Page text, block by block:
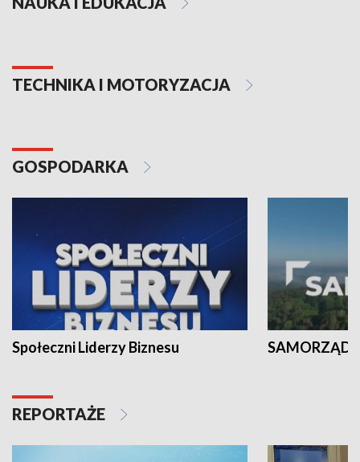
TECHNIKA I MOTORYZACJA
GOSPODARKA
Społeczni Liderzy Biznesu SAMORZĄD
REPORTAŻE